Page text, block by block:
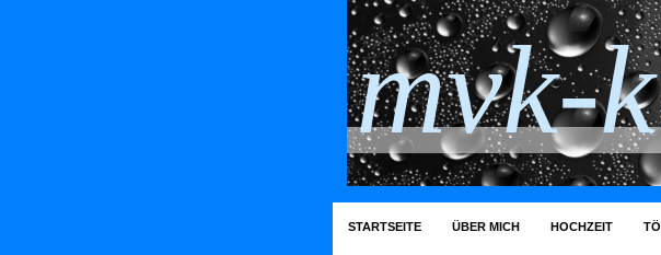
mvk-
STARTSEITE ÜBER MICH HOCHZEIT